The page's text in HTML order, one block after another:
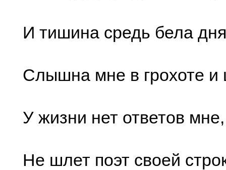
И тишина средь бела дня
Слышна мне в грохоте
У жизни нет ответов мне,
Не шлет поэт своей